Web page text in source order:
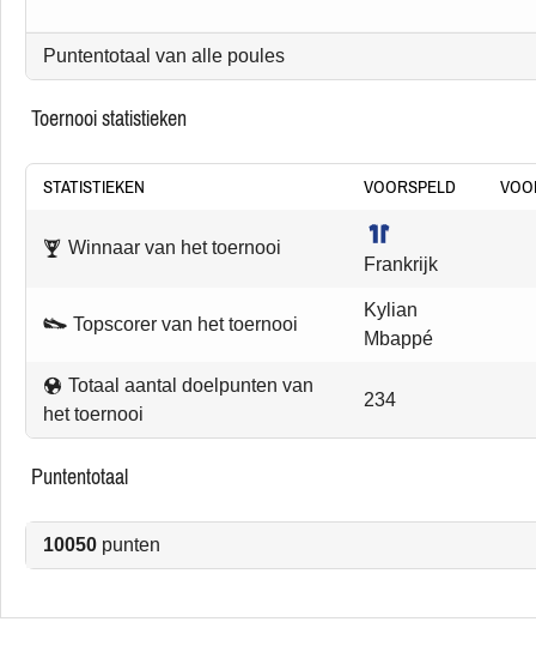
Puntentotaal van alle poules
toernooi statistieken
STATISTIEKEN VOORSPELD
Winnaar van het toernooi
Frankrijk
Topscorer van het toernooi
Kylian
Mbappé
Totaal aantal doelpunten van
het toernooi
234
puntentotaal
10050 punten